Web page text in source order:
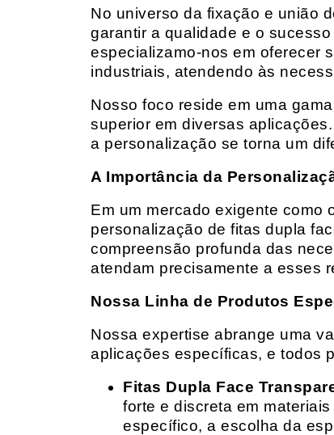
No universo da fixação e união
garantir a qualidade e o
especializamo-nos em oferecer
industriais, atendendo às
Nosso foco reside em uma
superior em diversas
a personalização se torna um
A Importância da
Em um mercado exigente como
personalização de fitas dupla
compreensão profunda das
atendam precisamente a esses
Nossa Linha de Produtos
Nossa expertise abrange uma
aplicações específicas, e todos
Fitas Dupla Face
forte e discreta em
específico, a escolha da